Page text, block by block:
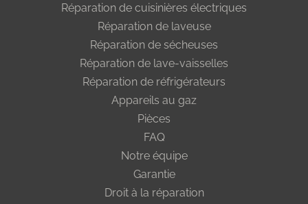
Réparation de cuisinières électriques
Réparation de laveuse
Réparation de sécheuses
Réparation de lave-vaisselles
Réparation de réfrigérateurs
Appareils au gaz
Pièces
FAQ
Notre équipe
Garantie
Droit à la réparation